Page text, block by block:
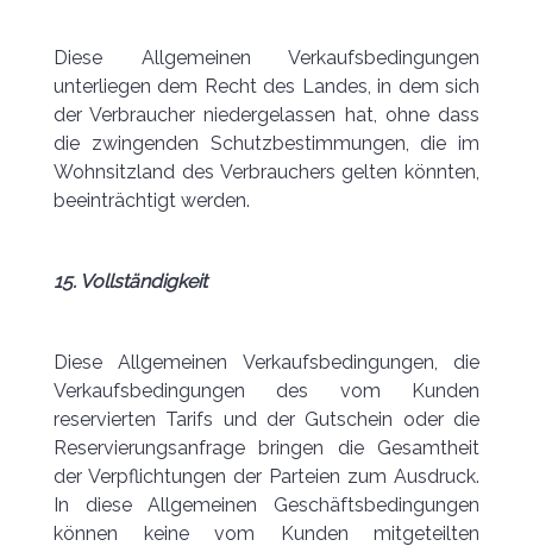
Diese Allgemeinen Verkaufsbedingungen
unterliegen dem Recht des Landes, in dem sich
der Verbraucher niedergelassen hat, ohne dass
die zwingenden Schutzbestimmungen, die im
Wohnsitzland des Verbrauchers gelten könnten,
beeinträchtigt werden.
15. Vollständigkeit
Diese Allgemeinen Verkaufsbedingungen, die
Verkaufsbedingungen des vom Kunden
reservierten Tarifs und der Gutschein oder die
Reservierungsanfrage bringen die Gesamtheit
der Verpflichtungen der Parteien zum Ausdruck.
In diese Allgemeinen Geschäftsbedingungen
können keine vom Kunden mitgeteilten